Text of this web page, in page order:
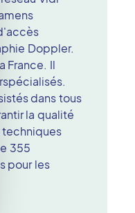
Doppler.
France. Il
dans tous
la qualité
techniques
355
pour les